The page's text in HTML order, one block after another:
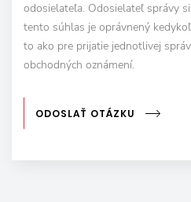
odosielateľa. Odosielateľ správy
tento súhlas je oprávnený
to ako pre prijatie jednotlivej
obchodných oznámení.
ODOSLAŤ OTÁZKU